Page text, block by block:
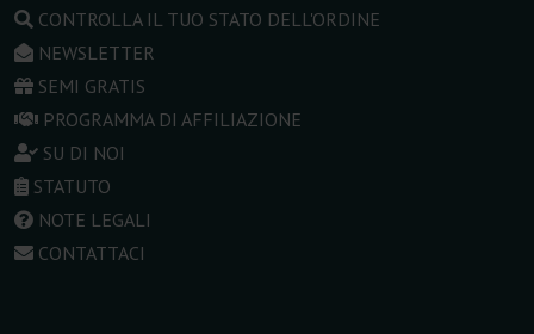
CONTROLLA IL TUO STATO DELL'ORDINE
NEWSLETTER
SEMI GRATIS
PROGRAMMA DI AFFILIAZIONE
SU DI NOI
STATUTO
NOTE LEGALI
CONTATTACI